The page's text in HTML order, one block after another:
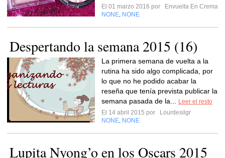
El 01 marzo 2016 por
Envuelta En Crema
NONE NONE
Despertando la semana 2015 (16)
La primera semana de vuelta a la
rutina ha sido algo complicada, por
lo que no he podido acabar la
reseña que tenía prevista publicar la
semana pasada de la...
Leer el resto
El 14 abril 2015 por
Lourdesilgr
NONE NONE
Lupita Nyong’o en los Oscars 2015